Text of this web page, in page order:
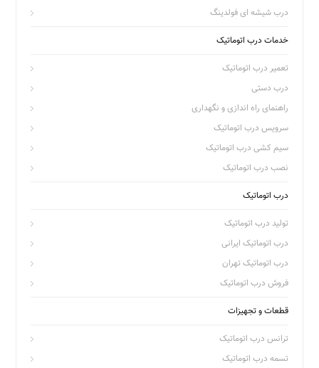
درب شیشه ای فولدینگ
خدمات درب اتوماتیک
تعمیر درب اتوماتیک
درب دستی
راهنمای راه اندازی و نگهداری
سرویس درب اتوماتیک
سیم کشی درب اتوماتیک
نصب درب اتوماتیک
درب اتوماتیک
تولید درب اتوماتیک
درب اتوماتیک ایرانی
درب اتوماتیک تهران
فروش درب اتوماتیک
قطعات و تجهیزات
ترانس درب اتوماتیک
تسمه درب اتوماتیک